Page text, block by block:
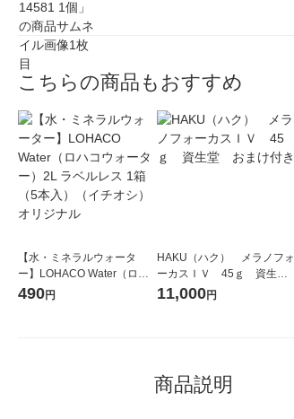
こちらの商品もおすすめ
【水・ミネラルウォータ
ー】LOHACO Water（ロハ
コウォーター）2L ラベルレ
490円
HAKU（ハク） メラノフォ
ーカスＩＶ 45ｇ 資生
堂 おまけ付き
11,000円
商品説明